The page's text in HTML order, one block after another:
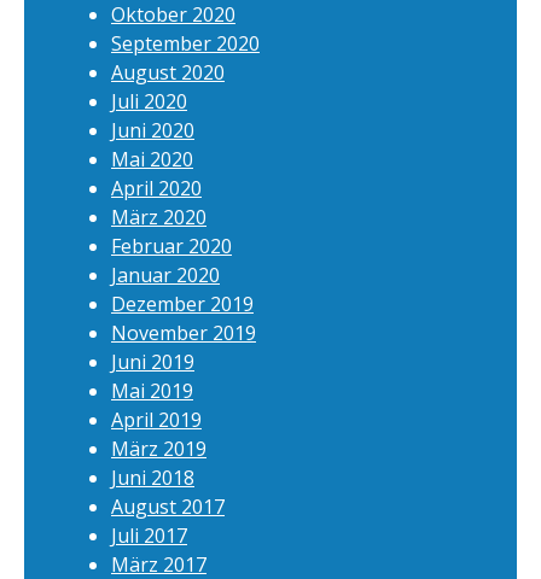
Oktober 2020
September 2020
August 2020
Juli 2020
Juni 2020
Mai 2020
April 2020
März 2020
Februar 2020
Januar 2020
Dezember 2019
November 2019
Juni 2019
Mai 2019
April 2019
März 2019
Juni 2018
August 2017
Juli 2017
März 2017